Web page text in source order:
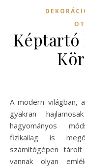
Képtartó
A modern világban, ahol a digitális eszközök dominálnak,
gyakran
hagyományos
fizikailag is
számítógépen
vannak olyan